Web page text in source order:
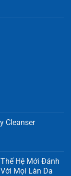
Cleanser
Hệ Mới Đánh
Mọi Làn Da